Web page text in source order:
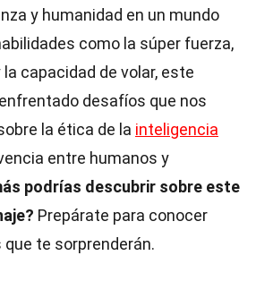
y humanidad en un mundo
como la súper fuerza,
capacidad de volar, este
desafíos que nos
la ética de la inteligencia
entre humanos y
podrías descubrir sobre este
Prepárate para conocer
te sorprenderán.